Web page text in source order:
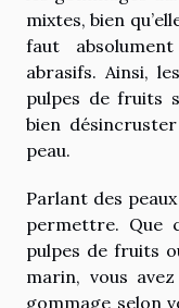
mixtes, bien
faut
abrasifs. Ainsi,
pulpes de fruits
bien
peau.
Parlant des
permettre. Que
pulpes de fruits
marin, vous
gommage selon